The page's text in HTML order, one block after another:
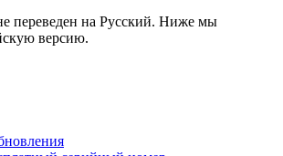
переведен на Русский. Ниже мы
версию.